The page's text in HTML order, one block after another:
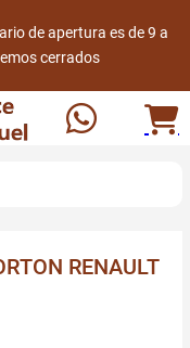
de apertura es de 9 a
cerrados
RENAULT